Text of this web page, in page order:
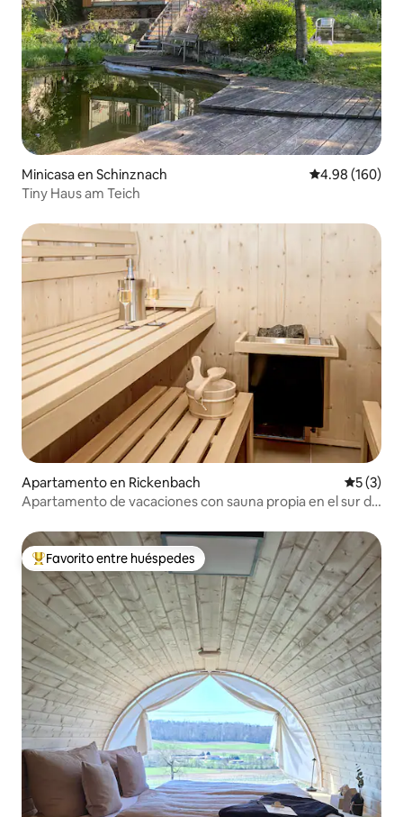
Minicasa en Schinznach Calificación
4.98 (160)
Tiny Haus am Teich
Apartamento en Rickenbach
5 (3)
Apartamento de vacaciones con sauna propia en el sur de
Favorito entre huéspedes preferido
Favorito entre huéspedes